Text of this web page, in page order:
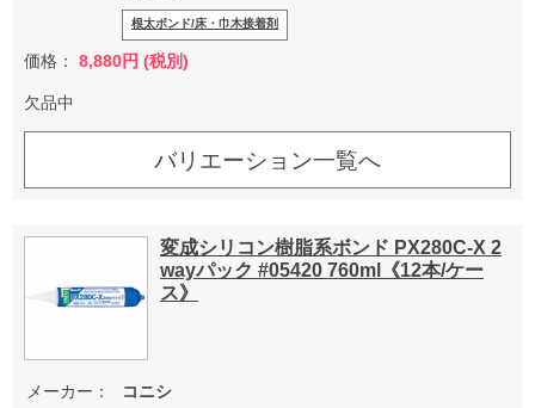
根太ボンド/床・巾木接着剤
価格： 8,880円 (税別)
欠品中
バリエーション一覧へ
変成シリコン樹脂系ボンド PX280C-X 2
wayパック #05420 760ml《12本/ケー
ス》
メーカー：
コニシ